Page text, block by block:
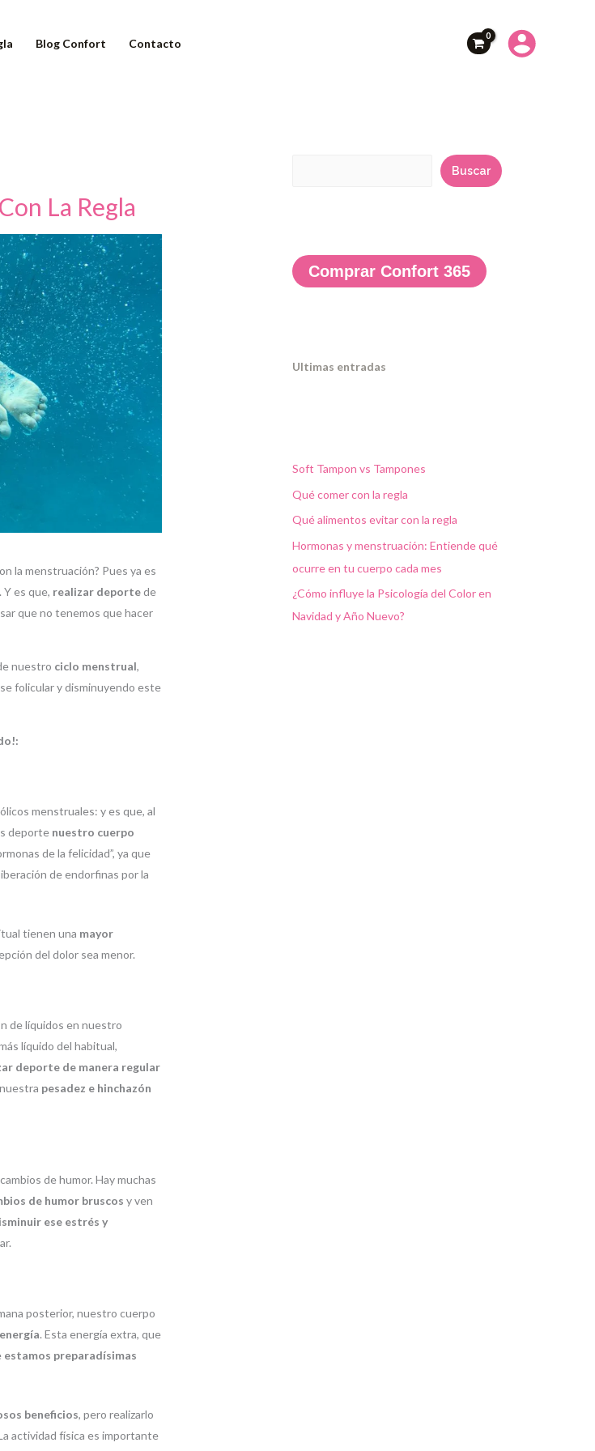
Blog Confort Contacto
La Regla
la menstruación? Pues ya es
es que, realizar deportede
que no tenemos que hacer
nuestro ciclo menstrual,
folicular y disminuyendo este
menstruales: y es que, al
deporte nuestro cuerpo
de la felicidad”, ya que
de endorfinas por la
tienen una mayor
del dolor sea menor.
de líquidos en nuestro
líquido del habitual,
deporte de manera regular
pesadez e hinchazón
de humor. Hay muchas
de humor bruscos y ven
ese estrés y
posterior, nuestro cuerpo
. Esta energía extra, que
estamos preparadísimas
beneficios, pero realizarlo
actividad física es importante
Buscar
Comprar Confort 365
Ultimas entradas
Soft Tampon vs Tampones
Qué comer con la regla
Qué alimentos evitar con la regla
Hormonas y menstruación: Entiende qué
ocurre en tu cuerpo cada mes
¿Cómo influye la Psicología del Color en
Navidad y Año Nuevo?